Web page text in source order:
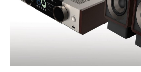
geschrieben und inszeniert; es
überhaupt, der vollständig mit
Weitere Informationen entnehmen